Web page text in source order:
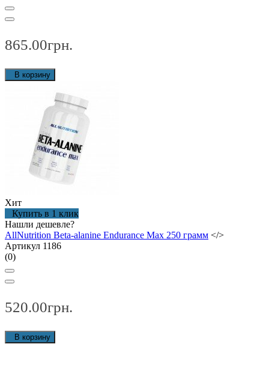
865.00грн.
В корзину
Хит
Купить в 1 клик
Нашли дешевле?
AllNutrition Beta-alanine Endurance Max 250 грамм </>
Артикул 1186
(0)
520.00грн.
В корзину